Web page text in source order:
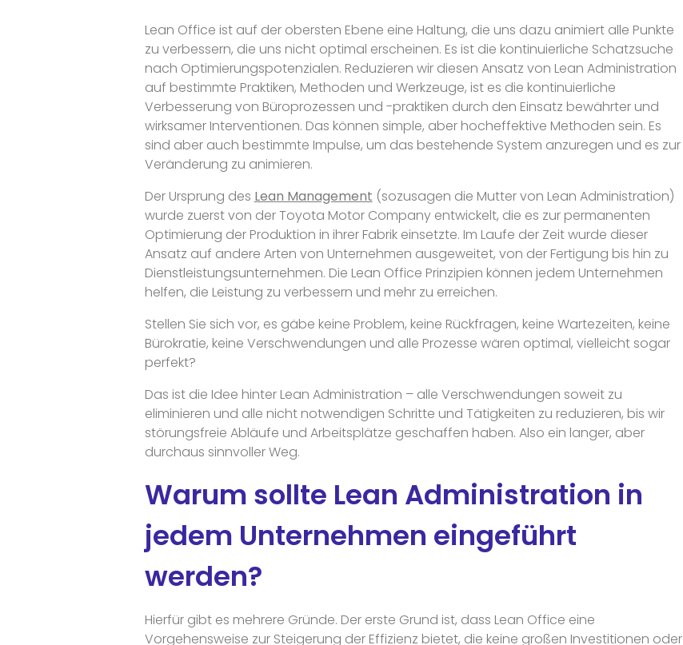
Lean Office ist auf der obersten Ebene eine Haltung, die uns dazu animiert alle Punkte
zu verbessern, die uns nicht optimal erscheinen. Es ist die kontinuierliche Schatzsuche
nach Optimierungspotenzialen. Reduzieren wir diesen Ansatz von Lean Administration
auf bestimmte Praktiken, Methoden und Werkzeuge, ist es die kontinuierliche
Verbesserung von Büroprozessen und -praktiken durch den Einsatz bewährter und
wirksamer Interventionen. Das können simple, aber hocheffektive Methoden sein. Es
sind aber auch bestimmte Impulse, um das bestehende System anzuregen und es zur
Veränderung zu animieren.
Der Ursprung des Lean Management (sozusagen die Mutter von Lean Administration)
wurde zuerst von der Toyota Motor Company entwickelt, die es zur permanenten
Optimierung der Produktion in ihrer Fabrik einsetzte. Im Laufe der Zeit wurde dieser
Ansatz auf andere Arten von Unternehmen ausgeweitet, von der Fertigung bis hin zu
Dienstleistungsunternehmen. Die Lean Office Prinzipien können jedem Unternehmen
helfen, die Leistung zu verbessern und mehr zu erreichen.
Stellen Sie sich vor, es gäbe keine Problem, keine Rückfragen, keine Wartezeiten, keine
Bürokratie, keine Verschwendungen und alle Prozesse wären optimal, vielleicht sogar
perfekt?
Das ist die Idee hinter Lean Administration – alle Verschwendungen soweit zu
eliminieren und alle nicht notwendigen Schritte und Tätigkeiten zu reduzieren, bis wir
störungsfreie Abläufe und Arbeitsplätze geschaffen haben. Also ein langer, aber
durchaus sinnvoller Weg.
Warum sollte Lean Administration in
jedem Unternehmen eingeführt
werden?
Hierfür gibt es mehrere Gründe. Der erste Grund ist, dass Lean Office eine
Vorgehensweise zur Steigerung der Effizienz bietet, die keine großen Investitionen oder